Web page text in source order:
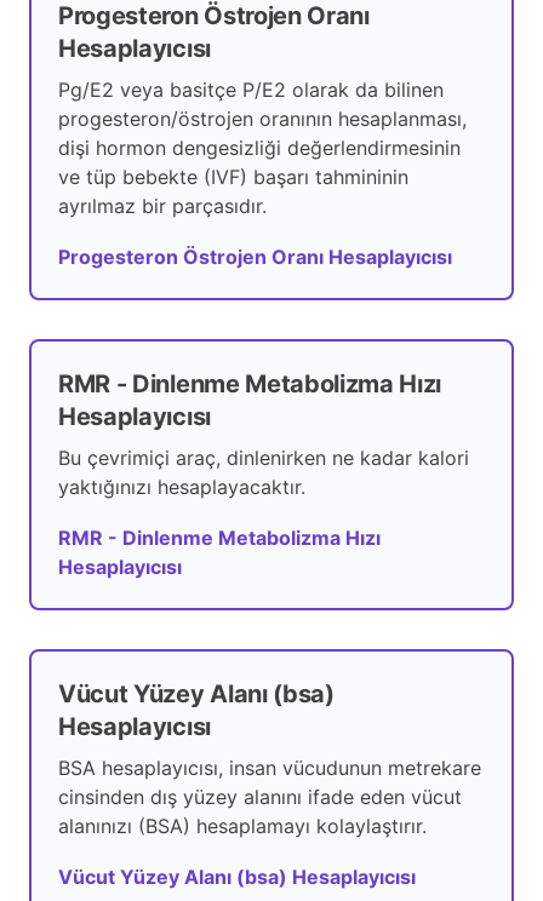
Progesteron Östrojen Oranı
Hesaplayıcısı
Pg/E2 veya basitçe P/E2 olarak da bilinen
progesteron/östrojen oranının hesaplanması,
dişi hormon dengesizliği değerlendirmesinin
ve tüp bebekte (IVF) başarı tahmininin
ayrılmaz bir parçasıdır.
Progesteron Östrojen Oranı Hesaplayıcısı
RMR - Dinlenme Metabolizma Hızı
Hesaplayıcısı
Bu çevrimiçi araç, dinlenirken ne kadar kalori
yaktığınızı hesaplayacaktır.
RMR - Dinlenme Metabolizma Hızı
Hesaplayıcısı
Vücut Yüzey Alanı (bsa)
Hesaplayıcısı
BSA hesaplayıcısı, insan vücudunun metrekare
cinsinden dış yüzey alanını ifade eden vücut
alanınızı (BSA) hesaplamayı kolaylaştırır.
Vücut Yüzey Alanı (bsa) Hesaplayıcısı